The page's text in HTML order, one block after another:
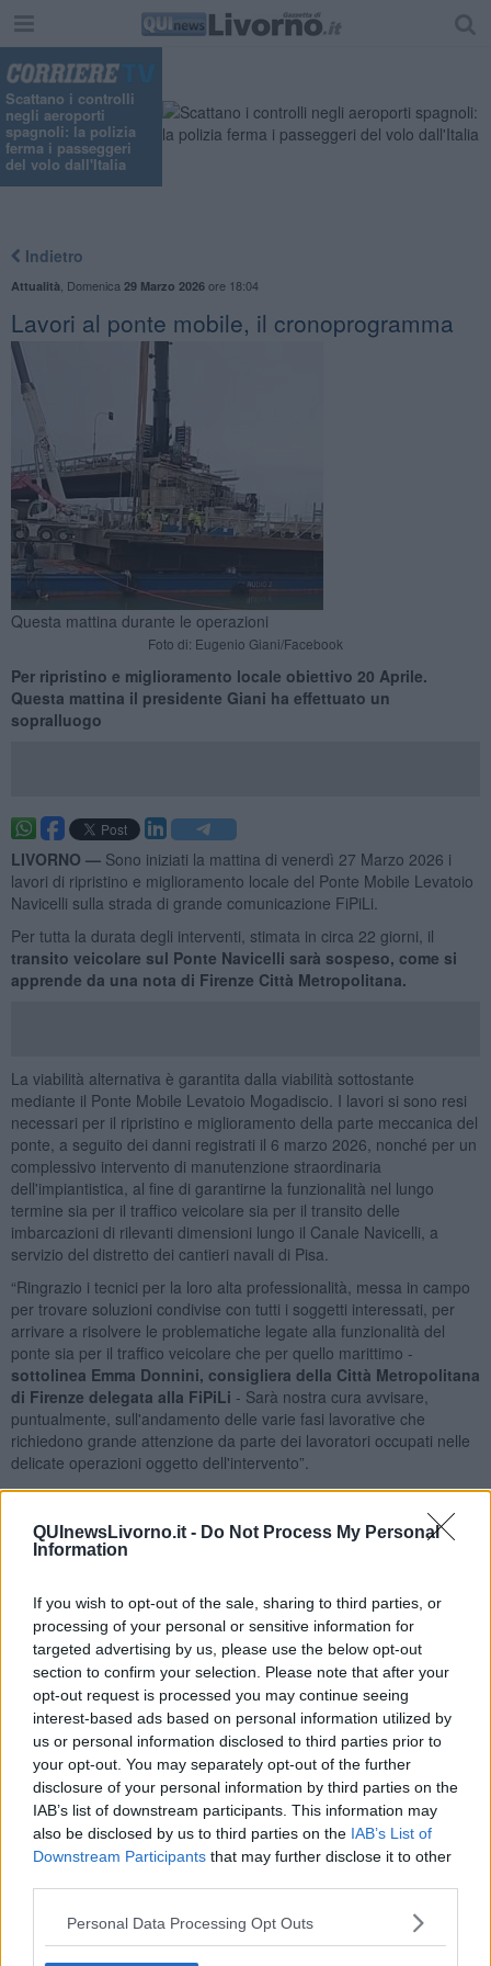
QUInewsLivorno.it - Do Not Process My Personal
Information
If you wish to opt-out of the sale, sharing to third parties, or
processing of your personal or sensitive information for
targeted advertising by us, please use the below opt-out
section to confirm your selection. Please note that after your
opt-out request is processed you may continue seeing
interest-based ads based on personal information utilized by
us or personal information disclosed to third parties prior to
your opt-out. You may separately opt-out of the further
disclosure of your personal information by third parties on the
IAB’s list of downstream participants. This information may
also be disclosed by us to third parties on the IAB’s List of
Downstream Participants that may further disclose it to other
Personal Data Processing Opt Outs
Scattano i controlli
negli aeroporti
spagnoli: la polizia
ferma i passeggeri
del volo dall'Italia
Indietro
Attualità Domenica 29 Marzo 2026ore 18:04
Lavori al ponte mobile, il cronoprogramma
Questa mattina durante le operazioni
Foto di: Eugenio Giani/Facebook
Per ripristino e miglioramento locale obiettivo 20 Aprile.
Questa mattina il presidente Giani ha effettuato un
sopralluogo
LIVORNO — Sono iniziati la mattina di venerdì 27 Marzo 2026 i
lavori di ripristino e miglioramento locale del Ponte Mobile Levatoio
Navicelli sulla strada di grande comunicazione FiPiLi.
Per tutta la durata degli interventi, stimata in circa 22 giorni, il
transito veicolare sul Ponte Navicelli sarà sospeso, come si
apprende da una nota di Firenze Città Metropolitana.
La viabilità alternativa è garantita dalla viabilità sottostante
mediante il Ponte Mobile Levatoio Mogadiscio. I lavori si sono resi
necessari per il ripristino e miglioramento della parte meccanica del
ponte, a seguito dei danni registrati il 6 marzo 2026, nonché per un
complessivo intervento di manutenzione straordinaria
dell'impiantistica, al fine di garantirne la funzionalità nel lungo
termine sia per il traffico veicolare sia per il transito delle
imbarcazioni di rilevanti dimensioni lungo il Canale Navicelli, a
servizio del distretto dei cantieri navali di Pisa.
“Ringrazio i tecnici per la loro alta professionalità, messa in campo
per trovare soluzioni condivise con tutti i soggetti interessati, per
arrivare a risolvere le problematiche legate alla funzionalità del
ponte sia per il traffico veicolare che per quello marittimo -
sottolinea Emma Donnini, consigliera della Città Metropolitana
di Firenze delegata alla FiPiLi - Sarà nostra cura avvisare,
puntualmente, sull'andamento delle varie fasi lavorative che
richiedono grande attenzione da parte dei lavoratori occupati nelle
delicate operazioni oggetto dell'intervento”.
L'intervento è promosso dalla Città Metropolitana di Firenze in
qualità di stazione appaltante, con finanziamento della Regione
Toscana. I lavori sono eseguiti da Ave S.p.A., gestore della strada
di grande comunicazione Fi-Pi-Li, su progetto di Smart Engineering
Le fasi operative sono state condivise e coordinate con Autorità
Portuale di Livorno, Capitaneria di Porto, Pisa Port Authority,
Comune di Livorno e Unione Industriale di Pisa – Gruppo
Nautici.Per tutta la durata dei lavori (27 marzo – 19 aprile 2026) il
Ponte Navicelli sarà chiuso al traffico veicolare. Il transito
alternativo è garantito dal Ponte Mogadiscio. Il passaggio delle
imbarcazioni lungo il Canale Navicelli è consentito in quasi tutte le
fasi; nel periodo 31 marzo – 9 aprile potranno transitare
imbarcazioni senza limitazioni di altezza.
Fasi operative nel dettaglio
27–28 Marzo 2026: Operazioni di alleggerimento del ponte e
29–30 Marzo 2026: Sollevamento del ponte, posizionamento su
chiatta navale e adagio sulla banchina portuale per avviare i lavori